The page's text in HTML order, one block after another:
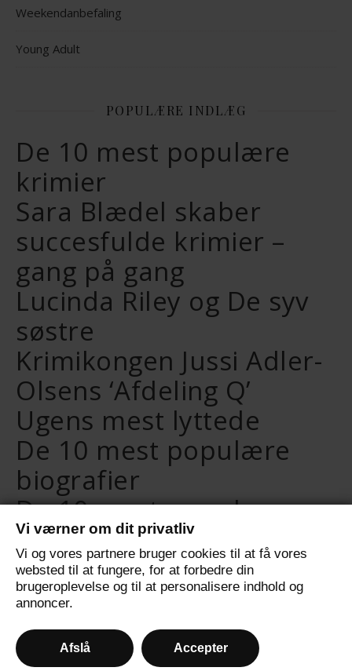
Vi værner om dit privatliv
Vi og vores partnere bruger cookies til at få vores
websted til at fungere, for at forbedre din
brugeroplevelse og til at personalisere indhold og
annoncer.
Afslå Accepter
Weekendanbefaling
Young Adult
POPULÆRE INDLÆG
De 10 mest populære
krimier
Sara Blædel skaber
succesfulde krimier –
gang på gang
Lucinda Riley og De syv
søstre
Krimikongen Jussi Adler-
Olsens ‘Afdeling Q’
Ugens mest lyttede
De 10 mest populære
biografier
De 10 mest populære
selvudviklingsbøger
De 10 mest populære
fantasybøger